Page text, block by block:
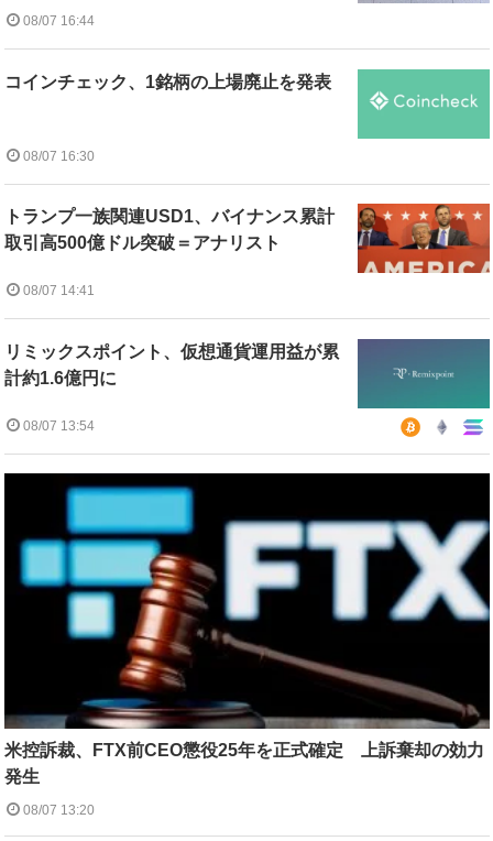
08/07 16:44
コインチェック、1銘柄の上場廃止を発表
08/07 16:30
トランプ一族関連USD1、バイナンス累計
取引高500億ドル突破＝アナリスト
08/07 14:41
リミックスポイント、仮想通貨運用益が累
計約1.6億円に
08/07 13:54
米控訴裁、FTX前CEO懲役25年を正式確定 上訴棄却の効力
発生
08/07 13:20